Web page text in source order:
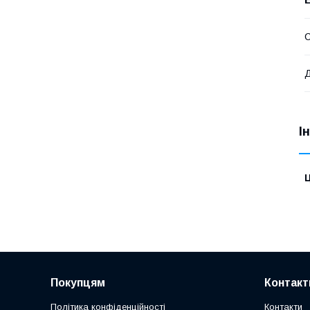
Покупцям
Політика конфіденційності Контакти